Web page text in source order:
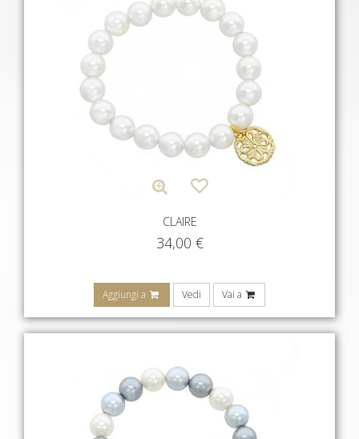
CLAIRE
34,00 €
Aggiungi a Vedi Vai a